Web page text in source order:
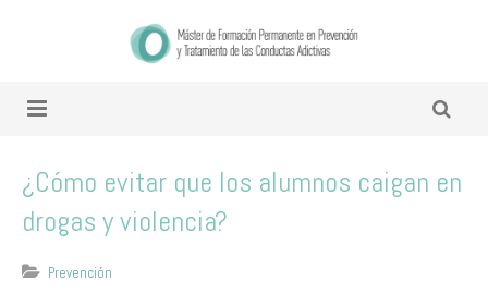
​¿Cómo evitar que los alumnos caigan en
drogas y violencia?
Prevención